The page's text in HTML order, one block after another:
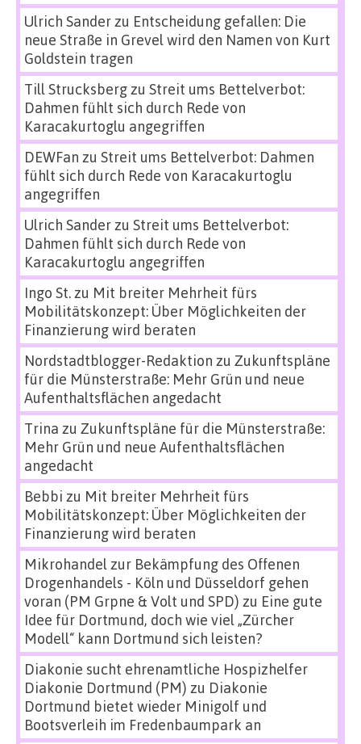
Ulrich Sanderzu Entscheidung gefallen: Die
neue Straße in Grevel wird den Namen von Kurt
Goldstein tragen
Till Strucksbergzu Streit ums Bettelverbot:
Dahmen fühlt sich durch Rede von
Karacakurtoglu angegriffen
DEWFan zu Streit ums Bettelverbot: Dahmen
fühlt sich durch Rede von Karacakurtoglu
angegriffen
Ulrich Sanderzu Streit ums Bettelverbot:
Dahmen fühlt sich durch Rede von
Karacakurtoglu angegriffen
Ingo St.zu Mit breiter Mehrheit fürs
Mobilitätskonzept: Über Möglichkeiten der
Finanzierung wird beraten
Nordstadtblogger-Redaktion zu Zukunftspläne
für die Münsterstraße: Mehr Grün und neue
Aufenthaltsflächen angedacht
Trina zu Zukunftspläne für die Münsterstraße:
Mehr Grün und neue Aufenthaltsflächen
angedacht
Bebbi zu Mit breiter Mehrheit fürs
Mobilitätskonzept: Über Möglichkeiten der
Finanzierung wird beraten
Mikrohandel zur Bekämpfung des Offenen
Drogenhandels - Köln und Düsseldorf gehen
voran (PM Grpne & Volt und SPD) zu Eine gute
Idee für Dortmund, doch wie viel „Zürcher
Modell“ kann Dortmund sich leisten?
Diakonie sucht ehrenamtliche Hospizhelfer
Diakonie Dortmund (PM) zu Diakonie
Dortmund bietet wieder Minigolf und
Bootsverleih im Fredenbaumpark an